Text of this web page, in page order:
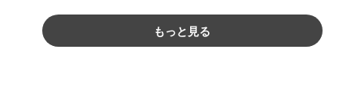
もっと見る